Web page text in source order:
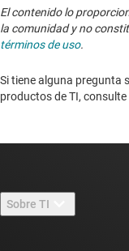
El contenido lo
la comunidad y no
términos de uso.
Si tiene alguna pregunta
productos de TI, consulte
Sobre TI